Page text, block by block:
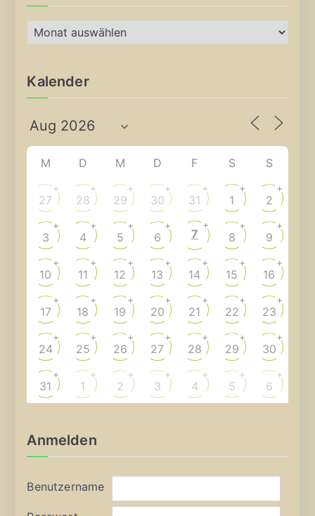
r
h
v
Kalender
M D M D F S S
27
+
28
+
29
+
30
+
31
+
1
+
2
+
3
+
4
+
5
+
6
+
7
+
8
+
9
+
10
+
11
+
12
+
13
+
14
+
15
+
16
+
17
+
18
+
19
+
20
+
21
+
22
+
23
+
24
+
25
+
26
+
27
+
28
+
29
+
30
+
31
+
1
+
2
+
3
+
4
+
5
+
6
+
Anmelden
Benutzername